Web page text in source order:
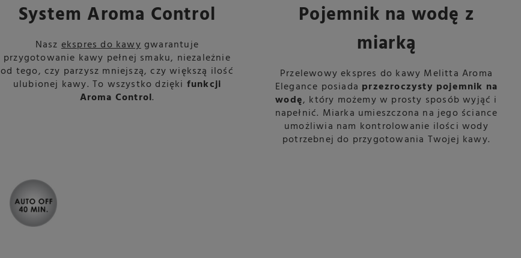
System Aroma Control
Nasz ekspres do kawygwarantuje
przygotowanie kawy pełnej smaku, niezależnie
od tego, czy parzysz mniejszą, czy większą ilość
ulubionej kawy. To wszystko dzięki funkcji
Aroma Control.
Pojemnik na wodę z
miarką
Przelewowy ekspres do kawy Melitta Aroma
Elegance posiada przezroczysty pojemnik na
wodę, który możemy w prosty sposób wyjąć i
napełnić. Miarka umieszczona na jego ściance
umożliwia nam kontrolowanie ilości wody
potrzebnej do przygotowania Twojej kawy.